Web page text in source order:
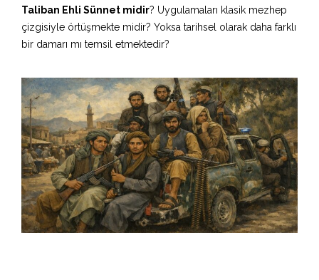
Taliban Ehli Sünnet midir? Uygulamaları klasik mezhep
çizgisiyle örtüşmekte midir? Yoksa tarihsel olarak daha farklı
bir damarı mı temsil etmektedir?